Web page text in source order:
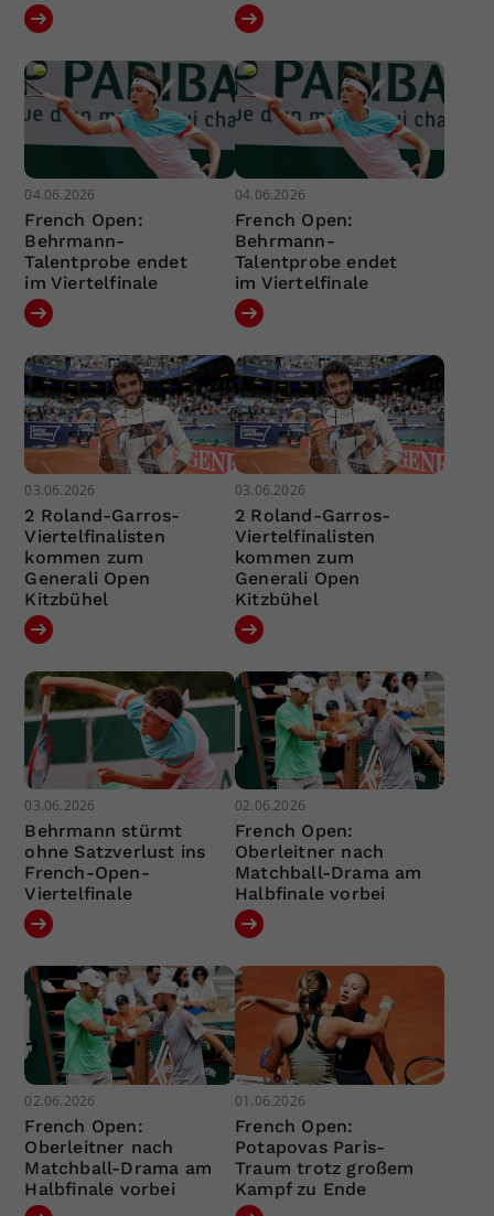
04.06.2026
French Open:
Behrmann-
Talentprobe endet
im Viertelfinale
04.06.2026
French Open:
Behrmann-
Talentprobe endet
im Viertelfinale
03.06.2026
2 Roland-Garros-
Viertelfinalisten
kommen zum
Generali Open
Kitzbühel
03.06.2026
2 Roland-Garros-
Viertelfinalisten
kommen zum
Generali Open
Kitzbühel
03.06.2026
Behrmann stürmt
ohne Satzverlust ins
French-Open-
Viertelfinale
02.06.2026
French Open:
Oberleitner nach
Matchball-Drama am
Halbfinale vorbei
02.06.2026
French Open:
Oberleitner nach
Matchball-Drama am
Halbfinale vorbei
01.06.2026
French Open:
Potapovas Paris-
Traum trotz großem
Kampf zu Ende